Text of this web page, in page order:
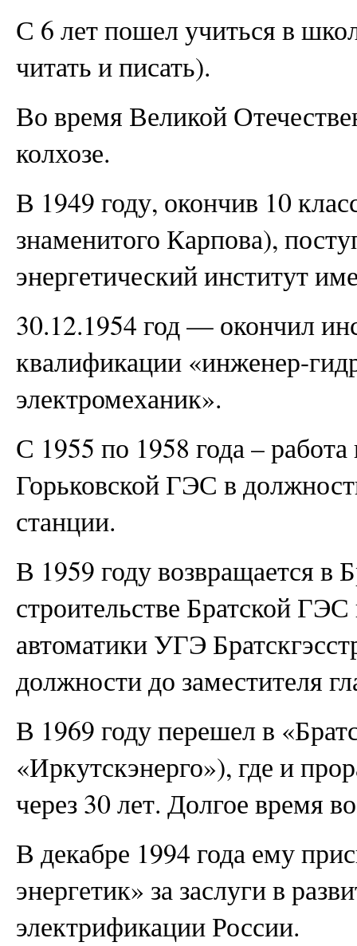
С 6 лет пошел учиться в
читать и писать).
Во время Великой
колхозе.
В 1949 году, окончив 10
знаменитого Карпова),
энергетический институт
30.12.1954 год — окончил
квалификации «инженер-
электромеханик».
С 1955 по 1958 года –
Горьковской ГЭС в
станции.
В 1959 году возвращается в
строительстве Братской
автоматики УГЭ
должности до заместителя
В 1969 году перешел в
«Иркутскэнерго»), где и
через 30 лет. Долгое время
В декабре 1994 года ему
энергетик» за заслуги в
электрификации России.